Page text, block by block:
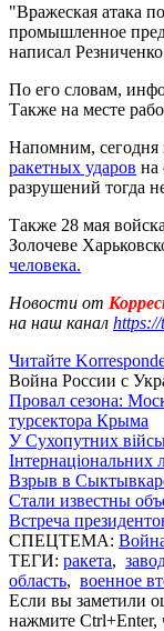
"Вражеская атака
промышленное
написал
По его словам,
Также на месте
Напомним, сегодня
ракетных ударов на
разрушений тогда
Также 28 мая
Золочеве
человека.
Новости от
на наш канал https://
Читайте
Война России с
Провал сезона:
турсектора Крыма
У Сухопутних
Інтернаціональних
Взрыв в
Стали известны
Встреча
СПЕЦТЕМА:
ТЕГИ: ракета,
область, военное
Если вы заметили
нажмите Ctrl+Enter,